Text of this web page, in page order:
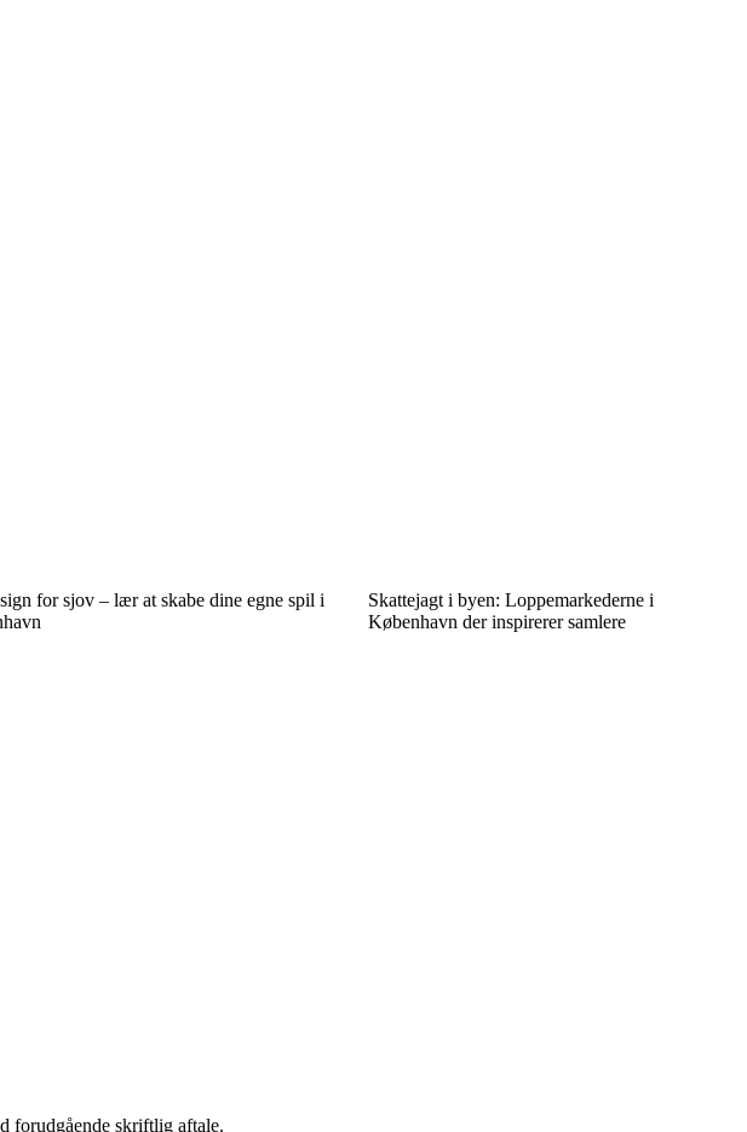
for sjov – lær at skabe dine egne spil i
Skattejagt i byen: Loppemarkederne i
København der inspirerer samlere
forudgående skriftlig aftale.